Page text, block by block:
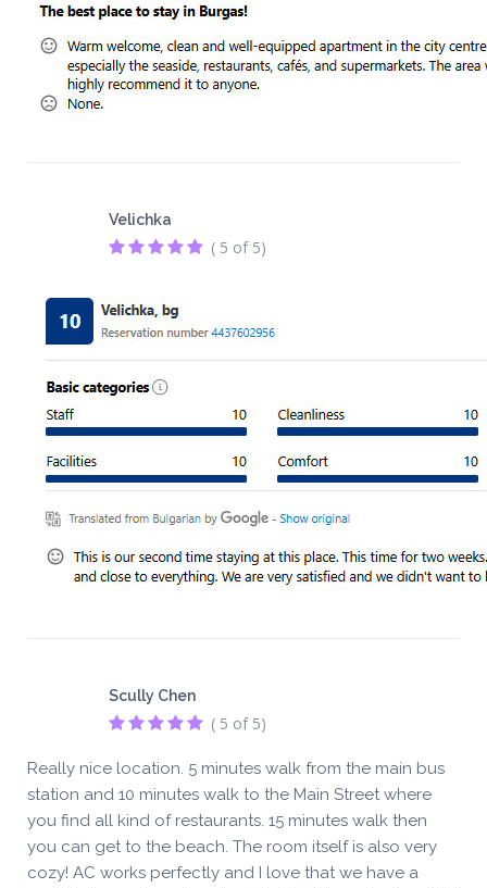
Velichka
( 5 of 5)
Scully Chen
( 5 of 5)
Really nice location. 5 minutes walk from the main bus
station and 10 minutes walk to the Main Street where
you find all kind of restaurants. 15 minutes walk then
you can get to the beach. The room itself is also very
cozy! AC works perfectly and I love that we have a